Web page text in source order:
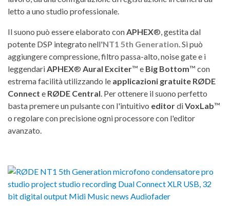
letto a uno studio professionale.
Il suono può essere elaborato conAPHEX®, gestita dal
potente DSP integrato nell'NT1 5th Generation. Si può
aggiungere compressione, filtro passa-alto, noise gate e i
leggendariAPHEX® Aural Exciter™ e Big Bottom™ con
estrema facilità utilizzando le applicazioni gratuite RØDE
Connect e RØDE Central. Per ottenere il suono perfetto
basta premere un pulsante con l'intuitivo editordiVoxLab™
o regolare con precisione ogni processore con l'editor
avanzato.